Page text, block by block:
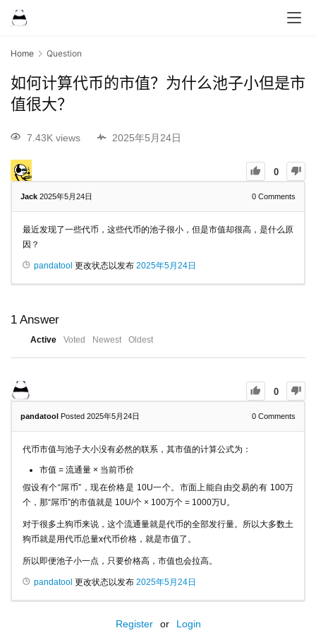
Home Question
如何计算代币的市值？为什么池子小但是市
值很大？
7.43K views 2025年5月24日
0
Jack 2025年5月24日 0 Comments
最近发现了一些代币，这些代币的池子很小，但是市值却很高，是什么原
因？
pandatool 更改状态以发布 2025年5月24日
1 Answer
Active Voted Newest Oldest
0
pandatool Posted 2025年5月24日 0 Comments
代币市值与池子大小没有必然的联系，其市值的计算公式为：
市值 = 流通量 × 当前币价
假设有个“屌币”，现在价格是 10U一个。市面上能自由交易的有 100万
个，那“屌币”的市值就是 10U/个 × 100万个 = 1000万U。
对于很多土狗币来说，这个流通量就是代币的全部发行量。所以大多数土
狗币就是用代币总量x代币价格，就是市值了。
所以即便池子小一点，只要价格高，市值也会拉高。
pandatool 更改状态以发布 2025年5月24日
Register or Login